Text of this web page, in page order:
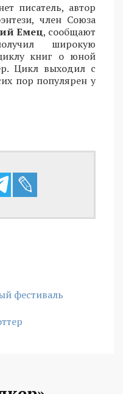
писатель, автор
член Союза
Емец, сообщают
широкую
книг о юной
Цикл выходил с
пор популярен у
фестиваль